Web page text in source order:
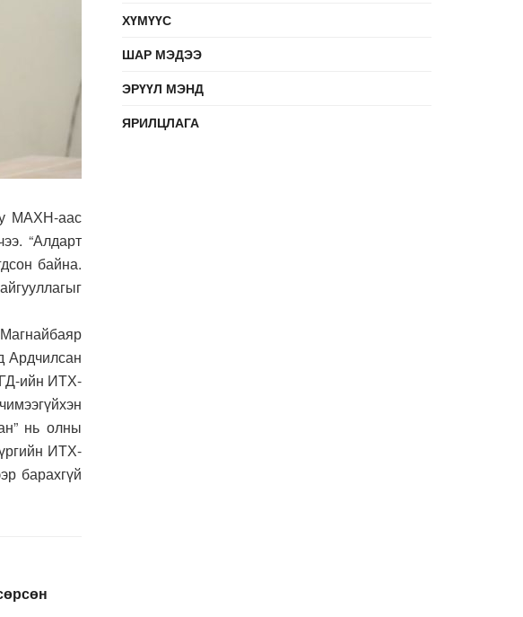
МАХН-аас
“Алдарт
байна.
Ардчилсан
ийн ИТХ-
нь олны
ИТХ-
барахгүй
ХҮМҮҮС
ШАР МЭДЭЭ
ЭРҮҮЛ МЭНД
ЯРИЛЦЛАГА